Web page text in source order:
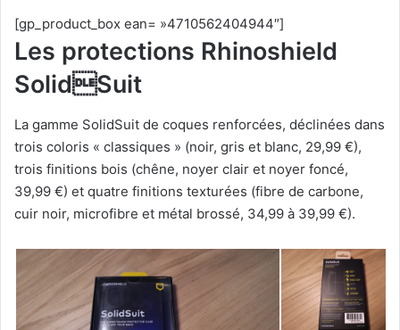
[gp_product_box ean= »4710562404944″]
Les protections Rhinoshield
SolidSuit
La gamme SolidSuit de coques renforcées, déclinées dans
trois coloris « classiques » (noir, gris et blanc, 29,99 €),
trois finitions bois (chêne, noyer clair et noyer foncé,
39,99 €) et quatre finitions texturées (fibre de carbone,
cuir noir, microfibre et métal brossé, 34,99 à 39,99 €).